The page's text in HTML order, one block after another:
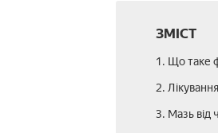
ЗМІСТ
1. Що таке
2.
3. Мазь від